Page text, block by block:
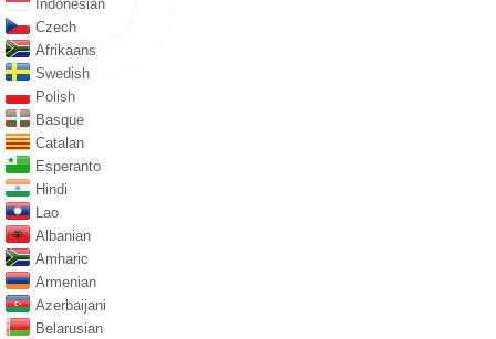
Indonesian
Czech
Afrikaans
Swedish
Polish
Basque
Catalan
Esperanto
Hindi
Lao
Albanian
Amharic
Armenian
Azerbaijani
Belarusian